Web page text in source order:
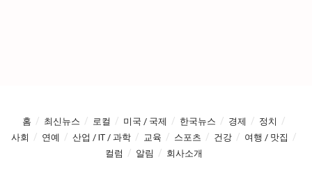
홈 최신뉴스 로컬 미국 / 국제 한국뉴스 경제
정치
사회
연예 산업 / IT / 과학 교육 스포츠 건강
여행 / 맛집
컬럼
알림 회사소개